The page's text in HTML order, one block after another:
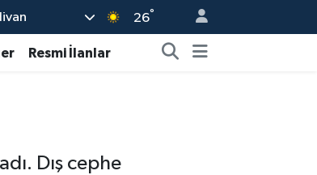
26°
Resmi İlanlar
Dış cephe